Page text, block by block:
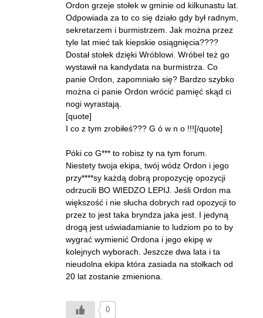
Ordon grzeje stołek w gminie od kilkunastu lat.
Odpowiada za to co się działo gdy był radnym,
sekretarzem i burmistrzem. Jak można przez
tyle lat mieć tak kiepskie osiągnięcia????
Dostał stołek dzięki Wróblowi. Wróbel też go
wystawił na kandydata na burmistrza. Co
panie Ordon, zapomniało się? Bardzo szybko
można ci panie Ordon wrócić pamięć skąd ci
nogi wyrastają.
[quote]
I co z tym zrobiłeś??? G ó w n o !!![/quote]
Póki co G*** to robisz ty na tym forum.
Niestety twoja ekipa, twój wódz Ordon i jego
przy****sy każdą dobrą propozycję opozycji
odrzucili BO WIEDZO LEPIJ. Jeśli Ordon ma
większość i nie słucha dobrych rad opozycji to
przez to jest taka bryndza jaka jest. I jedyną
drogą jest uświadamianie to ludziom po to by
wygrać wymienić Ordona i jego ekipę w
kolejnych wyborach. Jeszcze dwa lata i ta
nieudolna ekipa która zasiada na stołkach od
20 lat zostanie zmieniona.
0